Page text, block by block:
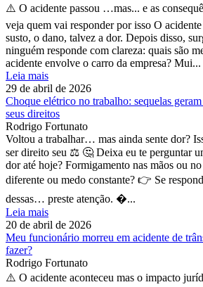
⚠️ O acidente passou …mas... e as
veja quem vai responder por isso O
susto, o dano, talvez a dor. Depois disso,
ninguém responde com clareza: quais são
acidente envolve o carro da empresa? Mui...
Leia mais
29 de abril de 2026
Choque elétrico no trabalho: sequelas
seus direitos
Rodrigo Fortunato
Voltou a trabalhar… mas ainda sente dor?
ser direito seu ⚖️ 🤔 Deixa eu te perguntar
dor até hoje? Formigamento nas mãos ou
diferente ou medo constante? 👉 Se
dessas… preste atenção. �...
Leia mais
20 de abril de 2026
Meu funcionário morreu em acidente de
fazer?
Rodrigo Fortunato
⚠️ O acidente aconteceu mas o impacto